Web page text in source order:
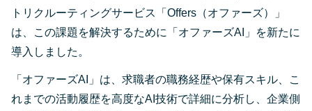
トリクルーティングサービス「Offers（オファーズ）」
は、この課題を解決するために「オファーズAI」を新たに
導入しました。
「オファーズAI」は、求職者の職務経歴や保有スキル、こ
れまでの活動履歴を高度なAI技術で詳細に分析し、企業側